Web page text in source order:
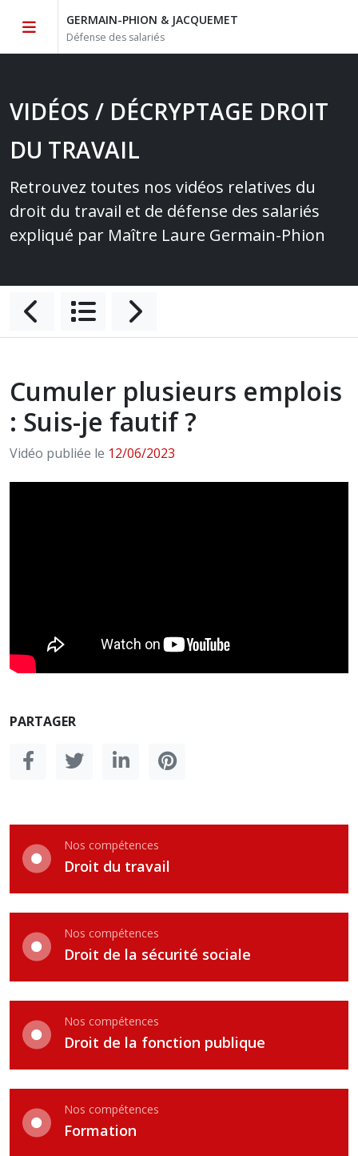
GERMAIN-PHION & JACQUEMET
Défense des salariés
VIDÉOS / DÉCRYPTAGE DROIT
DU TRAVAIL
Retrouvez toutes nos vidéos relatives du
droit du travail et de défense des salariés
expliqué par Maître Laure Germain-Phion
Cumuler plusieurs emplois
: Suis-je fautif ?
Vidéo publiée le 12/06/2023
PARTAGER
Nos compétences
Droit du travail
Nos compétences
Droit de la sécurité sociale
Nos compétences
Droit de la fonction publique
Nos compétences
Formation